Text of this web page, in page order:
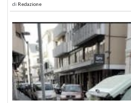
di Redazione